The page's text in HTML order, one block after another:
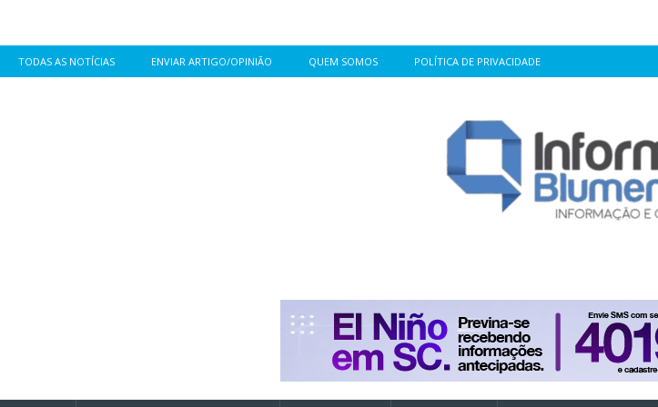
TODAS AS NOTÍCIAS ENVIAR ARTIGO/OPINIÃO QUEM SOMOS POLÍTICA DE PRIVACIDADE